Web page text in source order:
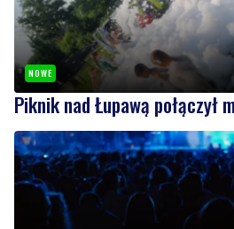
NOWE
Piknik nad Łupawą połączył
NOWE